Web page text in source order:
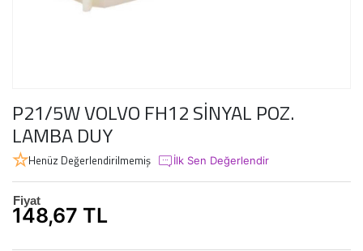
P21/5W VOLVO FH12 SİNYAL POZ.
LAMBA DUY
Henüz Değerlendirilmemiş İlk Sen Değerlendir
Fiyat
148,67 TL